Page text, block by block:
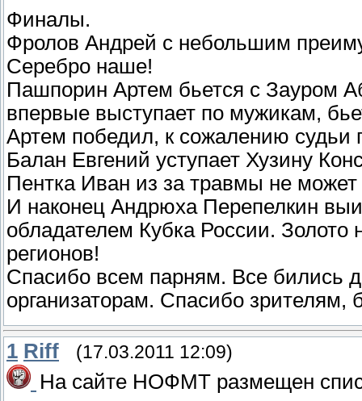
Финалы.
Фролов Андрей с небольшим
Серебро наше!
Пашпорин Артем бьется с Зауром
впервые выступает по мужикам,
Артем победил, к сожалению судьи
Балан Евгений уступает Хузину
Пентка Иван из за травмы не
И наконец Андрюха Перепелкин
обладателем Кубка России.
регионов!
Спасибо всем парням. Все бились
организаторам. Спасибо зрителям,
1 Riff (17.03.2011 12:09)
На сайте НОФМТ размещен